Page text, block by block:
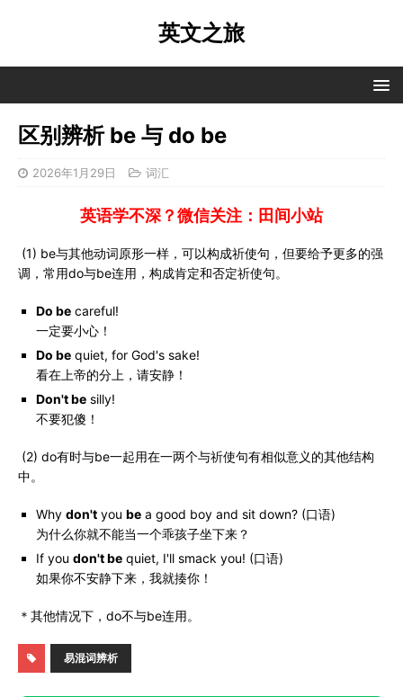
英文之旅
区别辨析 be 与 do be
2026年1月29日 词汇
英语学不深？微信关注：田间小站
(1) be与其他动词原形一样，可以构成祈使句，但要给予更多的强
调，常用do与be连用，构成肯定和否定祈使句。
Do be careful!
一定要小心！
Do be quiet, for God's sake!
看在上帝的分上，请安静！
Don't be silly!
不要犯傻！
(2) do有时与be一起用在一两个与祈使句有相似意义的其他结构
中。
Why don't you be a good boy and sit down? (口语)
为什么你就不能当一个乖孩子坐下来？
If you don't be quiet, I'll smack you! (口语)
如果你不安静下来，我就揍你！
＊其他情况下，do不与be连用。
易混词辨析